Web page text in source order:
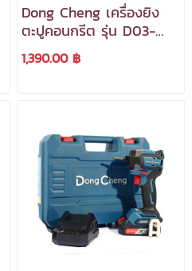
Dong Cheng เครื่องยิง
ตะปูคอนกรีต รุ่น D03-
ST64G ***สามารถออกใบ
กำกับภาษีได้***
1,390.00 ฿